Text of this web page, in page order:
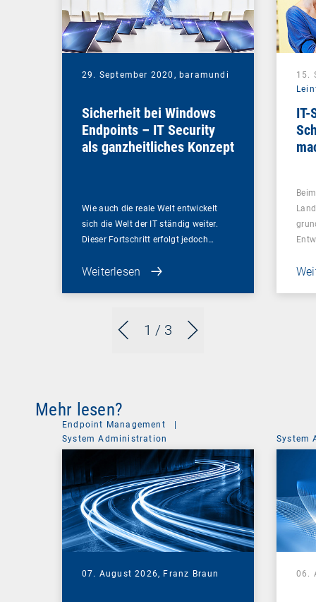
1 / 3
29. September 2020, baramundi
Sicherheit bei Windows
Endpoints – IT Security
als ganzheitliches Konzept
Wie auch die reale Welt entwickelt
sich die Welt der IT ständig weiter.
Dieser Fortschritt erfolgt jedoch…
Weiterlesen
15.
IT-
Mehr lesen?
Endpoint Management
|
System Administration
07. August 2026, Franz Braun
System
06.